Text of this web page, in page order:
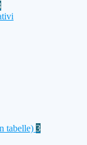
tabelle) 3